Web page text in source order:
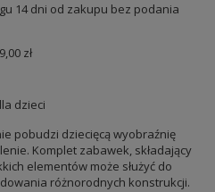
14dni od zakupu bez podania
zł
dzieci
pobudzi dziecięcą wyobraźnię
Komplet zabawek, składający
elementów może służyć do
różnorodnych konstrukcji.